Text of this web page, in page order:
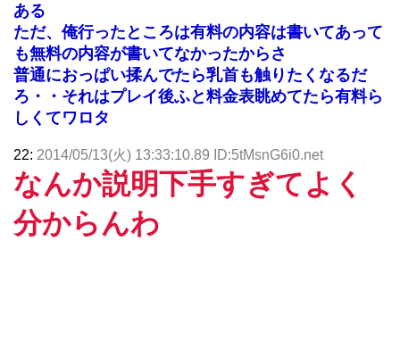
ある
ただ、俺行ったところは有料の内容は書いてあって
も無料の内容が書いてなかったからさ
普通におっぱい揉んでたら乳首も触りたくなるだ
ろ・・それはプレイ後ふと料金表眺めてたら有料ら
しくてワロタ
22: 2014/05/13(火) 13:33:10.89 ID:5tMsnG6i0.net
なんか説明下手すぎてよく
分からんわ